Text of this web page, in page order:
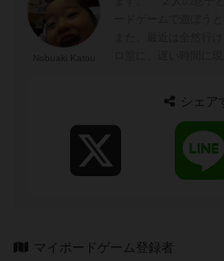
シェア
マイボードゲーム登録者